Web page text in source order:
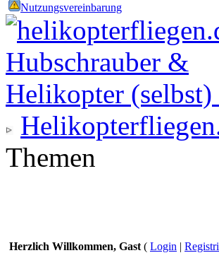
Nutzungsvereinbarung
Themen
Herzlich Willkommen, Gast ( Login |